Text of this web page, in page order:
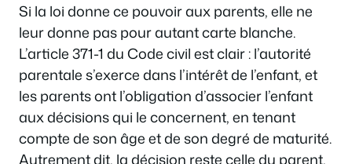
Si la loi donne ce pouvoir aux parents, elle ne
leur donne pas pour autant carte blanche.
L’article 371-1 du Code civil est clair : l’autorité
parentale s’exerce dans l’intérêt de l’enfant, et
les parents ont l’obligation d’associer l’enfant
aux décisions qui le concernent, en tenant
compte de son âge et de son degré de maturité.
Autrement dit, la décision reste celle du parent,